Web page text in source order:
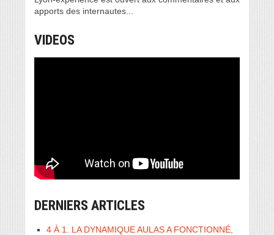
apports des internautes...
VIDEOS
DERNIERS ARTICLES
4 À 1. LA DYNAMIQUE AULAS A FONCTIONNÉ,